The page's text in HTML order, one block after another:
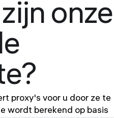
onze
proxy's voor u door ze te
wordt berekend op basis